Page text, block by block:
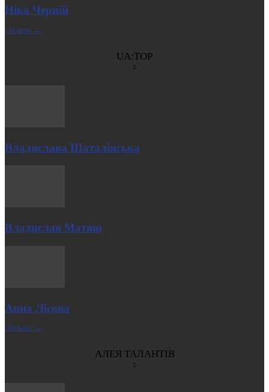
Ніка Черній
| Більше →
UA:TOP
Владислава Шаталінська
Владислав Матяш
Анна Лісова
| Більше →
АЛЕЯ ТАЛАНТІВ